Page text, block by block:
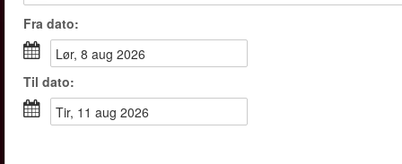
Fra dato:
lør, 8 aug 2026
Til dato:
tir, 11 aug 2026